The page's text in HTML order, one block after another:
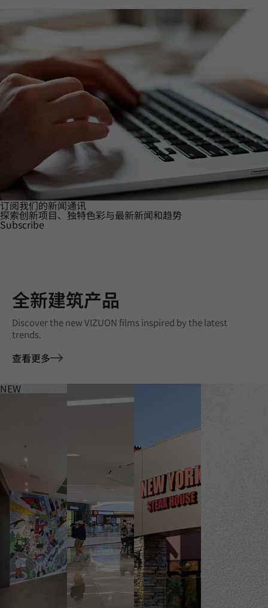
订阅我们的新闻通讯
探索创新项目、独特色彩与最新新闻和趋势
Subscribe
全新建筑产品
Discover the new VIZUON films inspired by the latest
trends.
查看更多
NEW